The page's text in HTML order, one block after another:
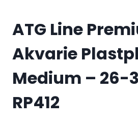
ATG Line
Akvarie
Medium – 26-
RP412